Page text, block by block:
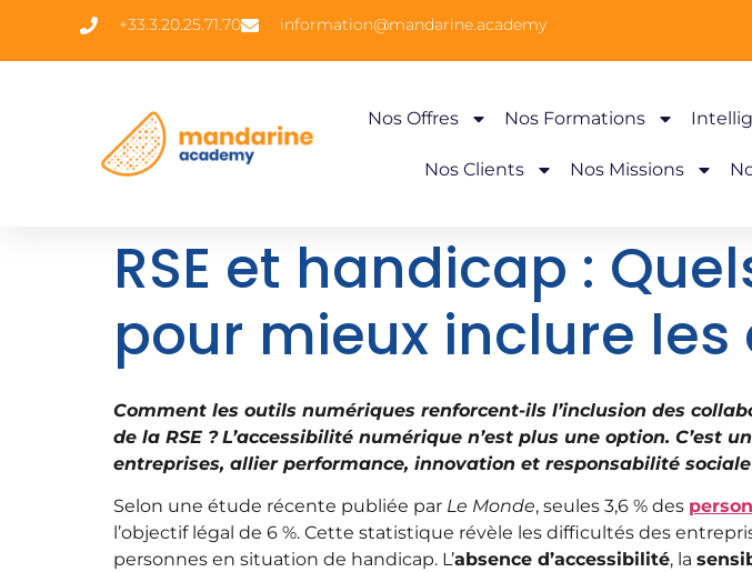
+33.3.20.25.71.70 information@mandarine.academy
Nos Offres Nos Formations
Nos Clients Nos Missions
RSE et handicap :
pour mieux inclure
Comment les outils numériques renforcent-ils l’inclusion des
de la RSE ? L’accessibilité numérique n’est plus une option. C’est
entreprises, allier performance, innovation et responsabilité
Selon une étude récente publiée par Le Monde, seules 3,6 % des
l’objectif légal de 6 %. Cette statistique révèle les difficultés des
personnes en situation de handicap. L’absence d’accessibilité, la